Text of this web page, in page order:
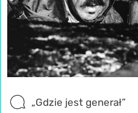
„Gdzie jest generał”